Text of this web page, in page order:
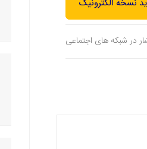
نسخه الکترونیک
در شبکه های اجتماعی